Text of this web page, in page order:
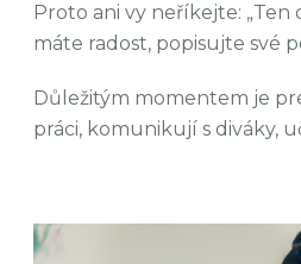
Proto ani vy neříkejte: „Ten
máte radost, popisujte své
Důležitým momentem je
práci, komunikují s diváky,